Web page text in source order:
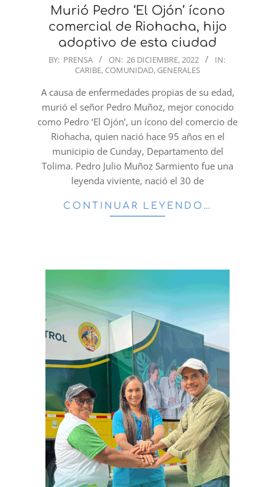
Murió Pedro ‘El Ojón’ ícono
comercial de Riohacha, hijo
adoptivo de esta ciudad
2022-
26
BY: PRENSA ON: 26 DICIEMBRE, 2022
IN:
CARIBE, COMUNIDAD, GENERALES
A causa de enfermedades propias de su edad,
murió el señor Pedro Muñoz, mejor conocido
como Pedro ‘El Ojón’, un ícono del comercio de
Riohacha, quien nació hace 95 años en el
municipio de Cunday, Departamento del
Tolima. Pedro Julio Muñoz Sarmiento fue una
leyenda viviente, nació el 30 de
CONTINUAR LEYENDO…